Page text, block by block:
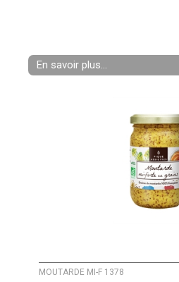
En savoir plus...
MOUTARDE MI-F 1378